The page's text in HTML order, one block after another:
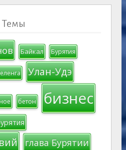
Темы
Байкал Бурятия
Улан-Удэ
бетон бизнес
глава Бурятии